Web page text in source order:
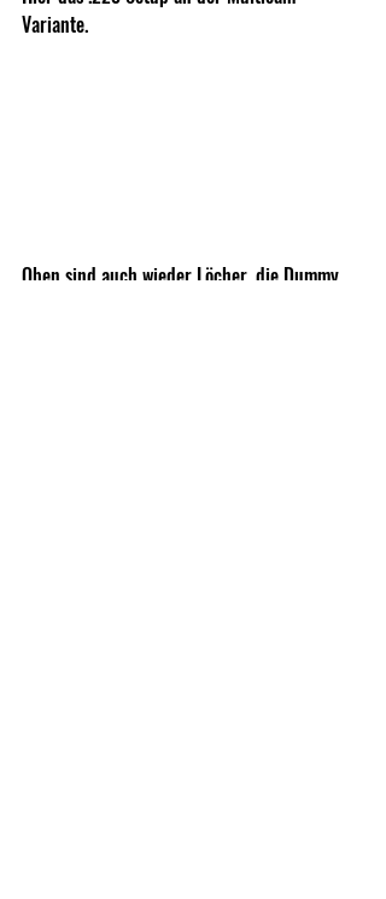
Variante.
Oben sind auch wieder Löcher, die Dummy